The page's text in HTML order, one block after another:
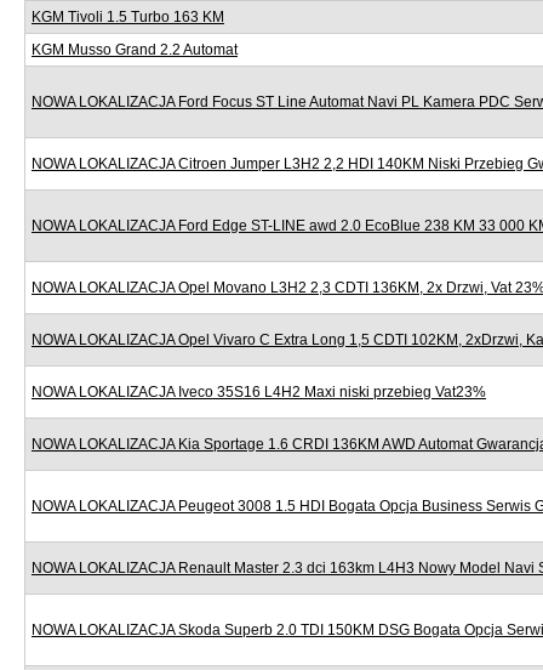
KGM Tivoli 1.5 Turbo 163 KM
KGM Musso Grand 2.2 Automat
NOWA LOKALIZACJA Ford Focus ST Line Automat Navi PL Kamera PDC
NOWA LOKALIZACJA Citroen Jumper L3H2 2,2 HDI 140KM Niski Przebieg
NOWA LOKALIZACJA Ford Edge ST-LINE awd 2.0 EcoBlue 238 KM 33 000
NOWA LOKALIZACJA Opel Movano L3H2 2,3 CDTI 136KM, 2x Drzwi, Vat
NOWA LOKALIZACJA Opel Vivaro C Extra Long 1,5 CDTI 102KM, 2xDrzwi,
NOWA LOKALIZACJA Iveco 35S16 L4H2 Maxi niski przebieg Vat23%
NOWA LOKALIZACJA Kia Sportage 1.6 CRDI 136KM AWD Automat
NOWA LOKALIZACJA Peugeot 3008 1.5 HDI Bogata Opcja Business Serwis
NOWA LOKALIZACJA Renault Master 2.3 dci 163km L4H3 Nowy Model Navi
NOWA LOKALIZACJA Skoda Superb 2.0 TDI 150KM DSG Bogata Opcja